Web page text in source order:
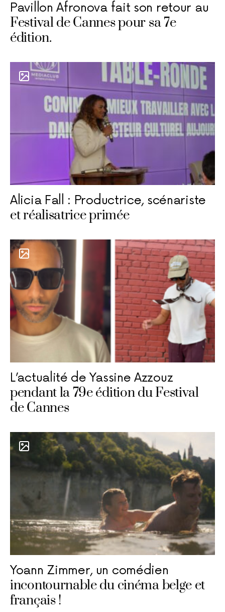
Pavillon Afronova fait son retour au
Festival de Cannes pour sa 7e
édition.
Alicia Fall : Productrice, scénariste
et réalisatrice primée
L’actualité de Yassine Azzouz
pendant la 79e édition du Festival
de Cannes
Yoann Zimmer, un comédien
incontournable du cinéma belge et
français !